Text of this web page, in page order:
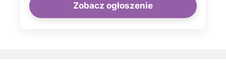
Zobacz ogłoszenie